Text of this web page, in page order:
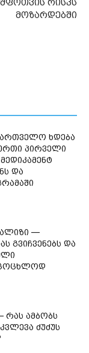
შფოთვის რისკს
მოზარდებში
ხდება
პირველი
და
—
გვიჩვენებს და
რას ამბობს
ძუძუს